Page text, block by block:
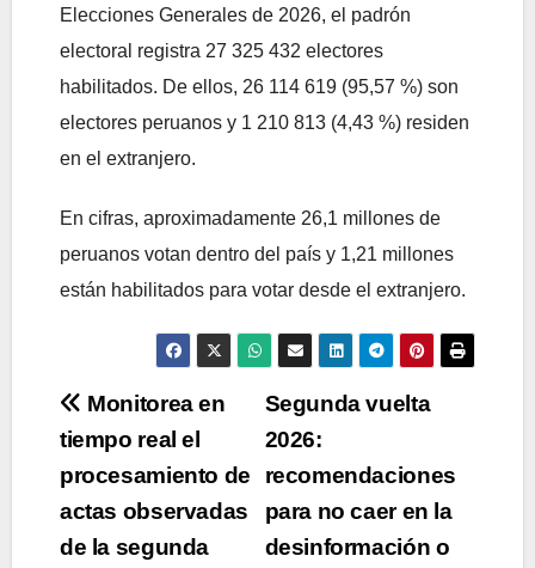
Elecciones Generales de 2026, el padrón
electoral registra 27 325 432 electores
habilitados. De ellos, 26 114 619 (95,57 %) son
electores peruanos y 1 210 813 (4,43 %) residen
en el extranjero.
En cifras, aproximadamente 26,1 millones de
peruanos votan dentro del país y 1,21 millones
están habilitados para votar desde el extranjero.
Navegación
de
entradas
Segunda vuelta
2026:
recomendaciones
para no caer en la
desinformación o
Monitorea en
tiempo real el
procesamiento de
actas observadas
de la segunda